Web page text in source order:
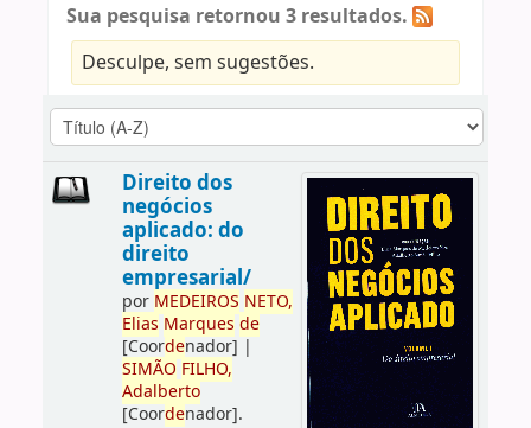
Sua pesquisa retornou 3 resultados.
Desculpe, sem sugestões.
Direito dos
negócios
aplicado: do
direito
empresarial/
por MEDEIROS NETO,
Elias Marques de
[Coordenador] |
SIMÃO FILHO,
Adalberto
[Coordenador].